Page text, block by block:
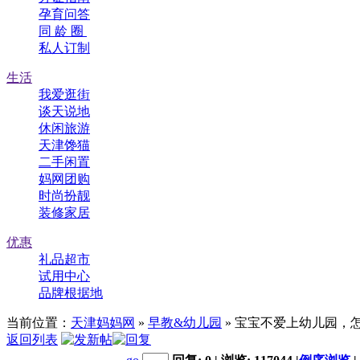
孕育问答
同 龄 圈
私人订制
生活
我爱逛街
谈天说地
休闲旅游
天津馋猫
二手闲置
妈网团购
时尚扮靓
装修家居
优惠
礼品超市
试用中心
品牌根据地
当前位置： 天津妈妈网 » 早教&幼儿园 » 宝宝不爱上幼儿园，
返回列表